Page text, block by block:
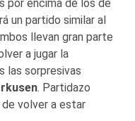
por encima de los de
un partido similar al
llevan gran parte
a jugar la
las sorpresivas
. Partidazo
volver a estar